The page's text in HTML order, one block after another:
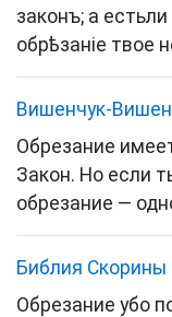
законъ; а
обрѣзаніе твое
Вишенчук-
Обрезание
Закон. Но если
обрезание —
Библия Скорины
Обрезание убо